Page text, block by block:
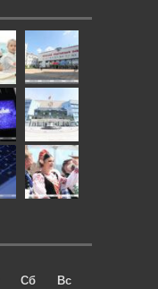
Сб
Вс